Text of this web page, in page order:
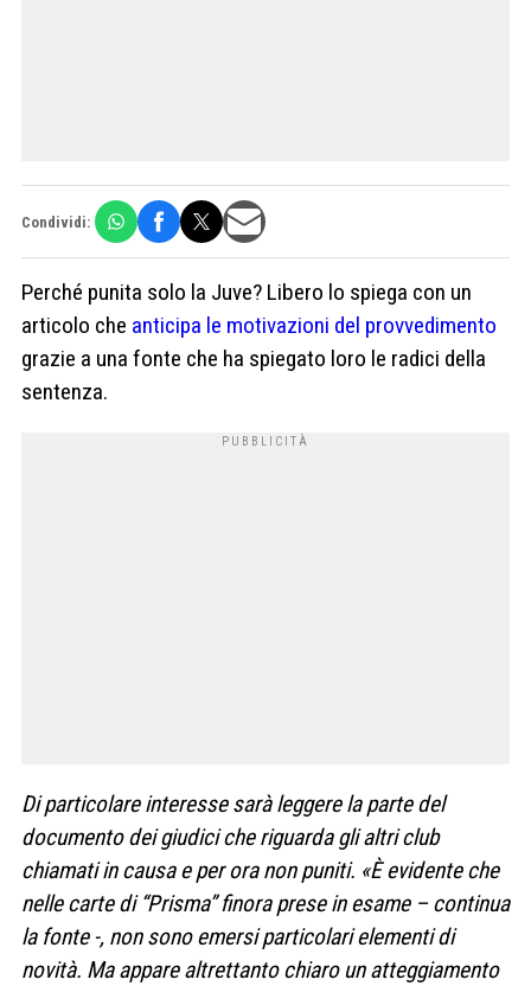
Condividi:
Perché punita solo la Juve? Libero lo spiega con un
articolo che anticipa le motivazioni del provvedimento
grazie a una fonte che ha spiegato loro le radici della
sentenza.
Di particolare interesse sarà leggere la parte del
documento dei giudici che riguarda gli altri club
chiamati in causa e per ora non puniti. «È evidente che
nelle carte di “Prisma” finora prese in esame – continua
la fonte -, non sono emersi particolari elementi di
novità. Ma appare altrettanto chiaro un atteggiamento